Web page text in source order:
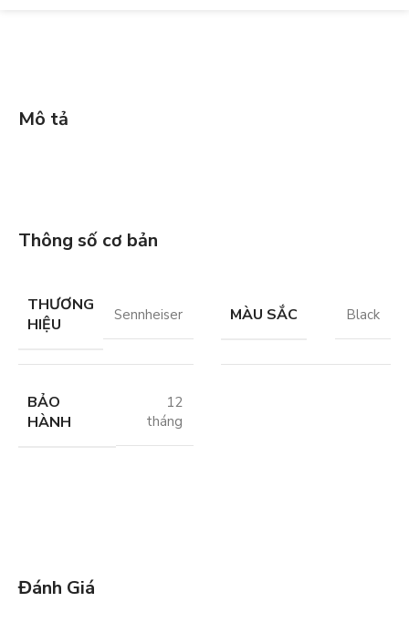
Mô tả
Thông số cơ bản
THƯƠNG
HIỆU
Sennheiser MÀU SẮC Black
BẢO
HÀNH
12
tháng
Đánh Giá